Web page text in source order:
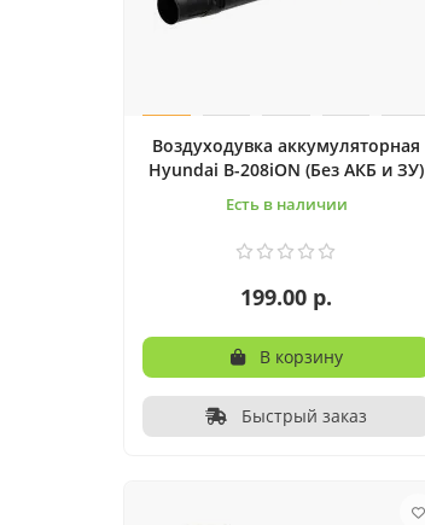
Воздуходувка аккумуляторная
Hyundai B-208iON (Без АКБ и ЗУ)
Есть в наличии
199.00 р.
В корзину
Быстрый заказ